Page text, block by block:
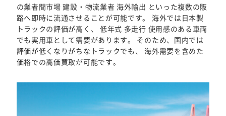
の業者間市場 建設・物流業者 海外輸出 といった複数の販
路へ即時に流通させることが可能です。 海外では日本製
トラックの評価が高く、 低年式 多走行 使用感のある車両
でも実用車として需要があります。 そのため、国内では
評価が低くなりがちなトラックでも、 海外需要を含めた
価格での高価買取が可能です。